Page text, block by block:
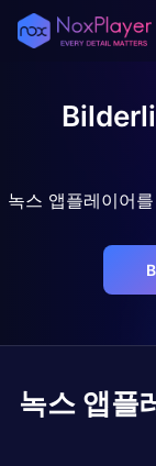
녹스 앱플레이어
녹스 앱플